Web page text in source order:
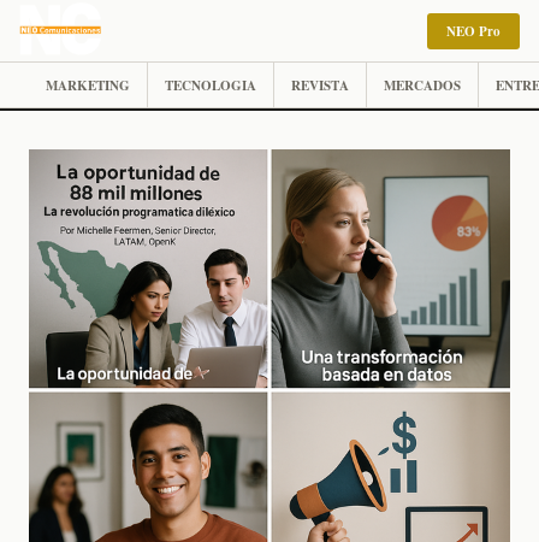
NEO Pro
MARKETING TECNOLOGIA REVISTA MERCADOS